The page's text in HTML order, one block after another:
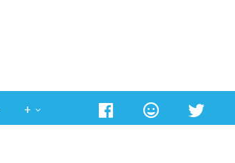
+